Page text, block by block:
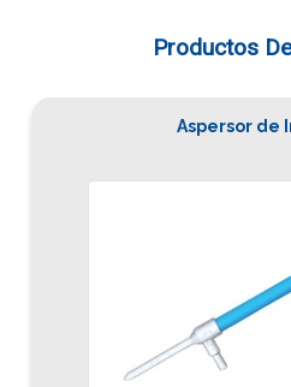
Productos
Aspersor de